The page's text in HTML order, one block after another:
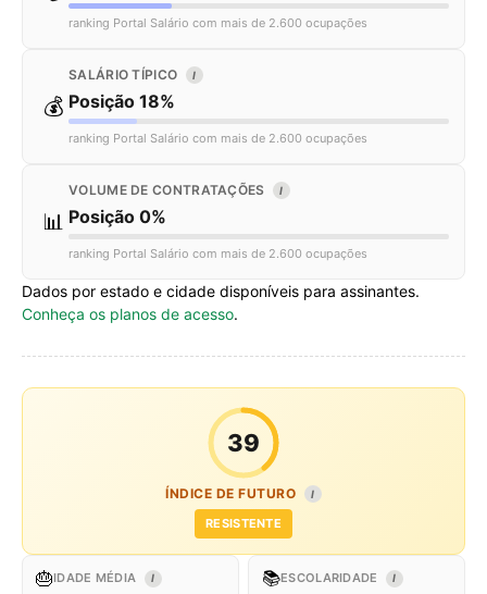
ranking Portal Salário com mais de 2.600 ocupações
💰
SALÁRIO TÍPICO I
Posição 18%
ranking Portal Salário com mais de 2.600 ocupações
📊
VOLUME DE CONTRATAÇÕES I
Posição 0%
ranking Portal Salário com mais de 2.600 ocupações
Dados por estado e cidade disponíveis para assinantes.
Conheça os planos de acesso.
39
ÍNDICE DE FUTURO I
RESISTENTE
🎂IDADE MÉDIA I 📚ESCOLARIDADE I